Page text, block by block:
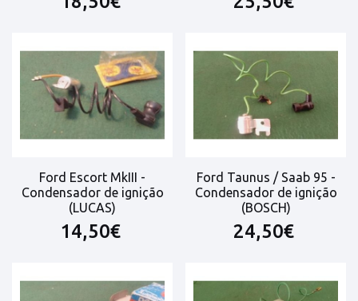
Ford Escort MkIII -
Condensador de ignição
(LUCAS)
14,50€
Ford Taunus / Saab 95 -
Condensador de ignição
(BOSCH)
24,50€